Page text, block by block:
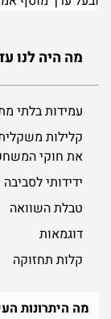
מה היה לנו
עמידות בלתי
קלילות
את חוקי
ידידותי
טבלת השוואה
דוגמאות
קלות תחזוקה
מה היתרונות